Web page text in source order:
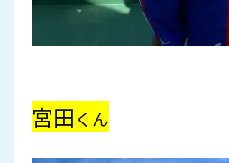
宮田 くん